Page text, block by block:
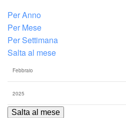
Per Anno
Per Mese
Per Settimana
Salta al mese
Salta al mese